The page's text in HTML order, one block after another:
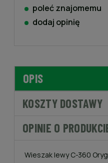
poleć znajomemu
dodaj opinię
OPIS
KOSZTY DOSTAWY
OPINIE O
Wieszak lewy C-360